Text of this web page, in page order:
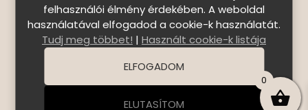
Szállítási feltételek|Általános Szerződési
Feltételek|Bejelentkezés
© Copyright 2026 C E N T E R o f B E A U T Y | All Rights
Reserved. | Designed byASSEMBLY
felhasználói élmény érdekében. A weboldal
használatával elfogadod a cookie-k használatát.
Tudj meg többet! | Használt cookie-k listája
ELFOGADOM
ELUTASÍTOM
0